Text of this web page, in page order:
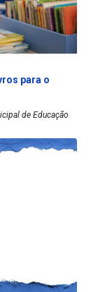
para o
de Educação